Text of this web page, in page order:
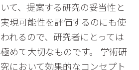
いて、提案する研究の妥当性と
実現可能性を評価するのにも使
われるので、研究者にとっては
極めて大切なものです。 学術研
究において効果的なコンセプト